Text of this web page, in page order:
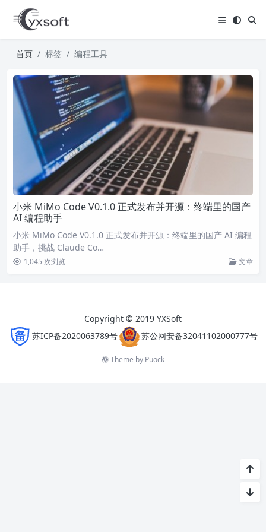
首页 标签 编程工具
小米 MiMo Code V0.1.0 正式发布并开源：终端里的国产
AI 编程助手
小米 MiMo Code V0.1.0 正式发布并开源：终端里的国产 AI 编程
助手，挑战 Claude Co…
1,045 次浏览 文章
Copyright © 2019 YXSoft
苏ICP备2020063789号
苏公网安备32041102000777号
Theme by Puock